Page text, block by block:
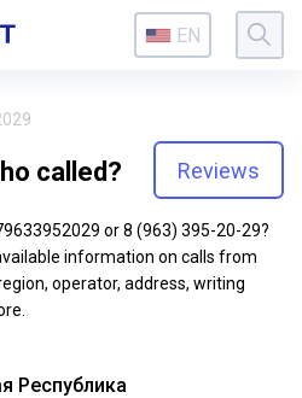
EN
called? Reviews
or 8 (963) 395-20-29?
information on calls from
operator, address, writing
Республика